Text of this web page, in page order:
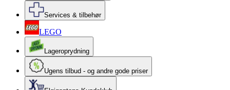
Services & tilbehør
LEGO
Lageroprydning
Ugens tilbud - og andre gode priser